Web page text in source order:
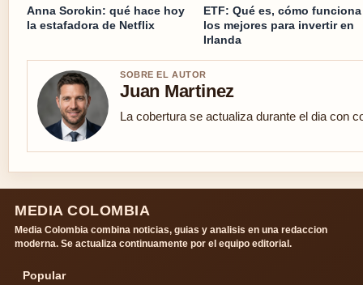
Anna Sorokin: qué hace hoy
la estafadora de Netflix
ETF: Qué es, cómo
los mejores para invertir en
Irlanda
SOBRE EL AUTOR
Juan Martinez
La cobertura se actualiza durante el dia con
MEDIA COLOMBIA
Media Colombia combina noticias, guias y analisis en una redaccion
moderna. Se actualiza continuamente por el equipo editorial.
Popular